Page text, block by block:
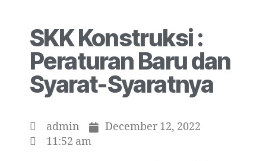
SKK Konstruksi :
Peraturan Baru dan
Syarat-Syaratnya
admin
December 12, 2022
11:52 am